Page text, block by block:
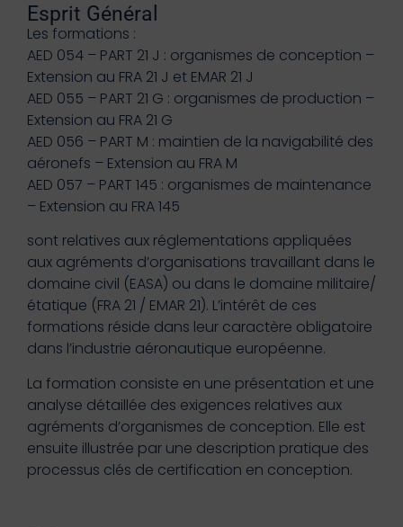
Esprit Général
Les formations :
AED 054 – PART 21 J : organismes de conception –
Extension au FRA 21 J et EMAR 21 J
AED 055 – PART 21 G : organismes de production –
Extension au FRA 21 G
AED 056 – PART M : maintien de la navigabilité des
aéronefs – Extension au FRA M
AED 057 – PART 145 : organismes de maintenance
– Extension au FRA 145
sont relatives aux réglementations appliquées
aux agréments d’organisations travaillant dans le
domaine civil (EASA) ou dans le domaine militaire/
étatique (FRA 21 / EMAR 21). L’intérêt de ces
formations réside dans leur caractère obligatoire
dans l’industrie aéronautique européenne.
La formation consiste en une présentation et une
analyse détaillée des exigences relatives aux
agréments d’organismes de conception. Elle est
ensuite illustrée par une description pratique des
processus clés de certification en conception.